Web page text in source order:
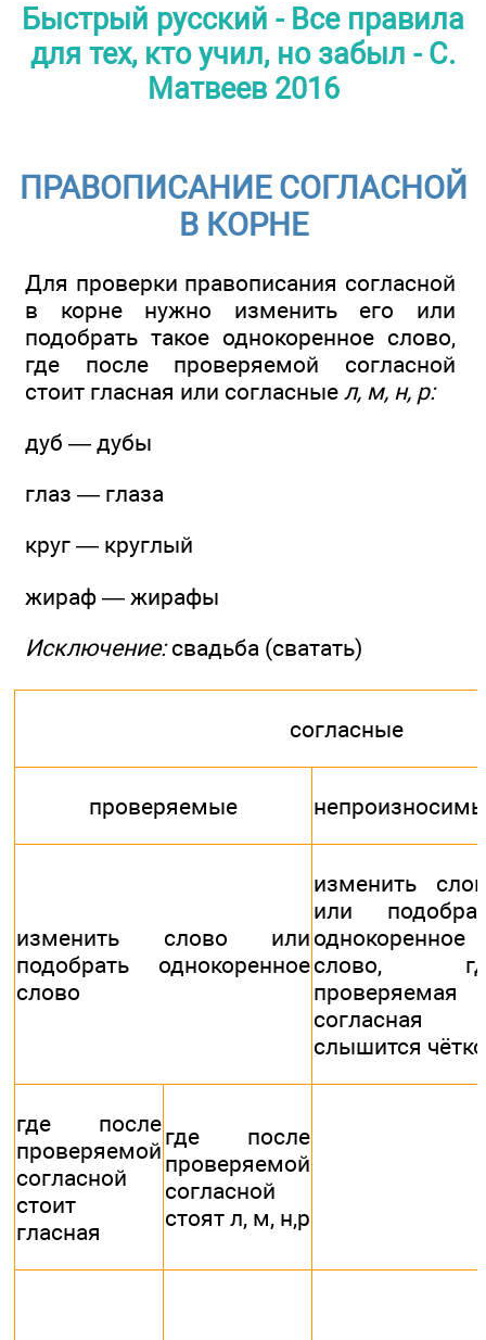
Быстрый русский - Все правила
для тех, кто учил, но забыл - С.
Матвеев 2016
ПРАВОПИСАНИЕ СОГЛАСНОЙ
В КОРНЕ
Для проверки правописания согласной
в корне нужно изменить его или
подобрать такое однокоренное слово,
где после проверяемой согласной
стоит гласная или согласные л, м, н, р:
дуб — дубы
глаз — глаза
круг — круглый
жираф — жирафы
Исключение:свадьба (сватать)
согласные
проверяемые
изменить слово или
подобрать однокоренное
слово
изменить
или
однокоренное
слово,
проверяемая
согласная
слышится чётко
где после
проверяемой
согласной
стоит
гласная
где после
проверяемой
согласной
стоят л, м, н,р